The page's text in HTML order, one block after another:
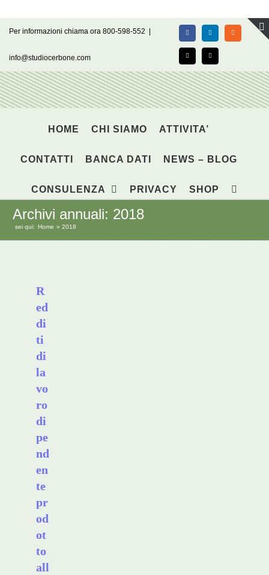
contenuto
Per informazioni chiama ora 800-598-552
info@studiocerbone.com
FacebookLinkedIn Rss
X Email
HOME CHI SIAMO ATTIVITA’
CONTATTI BANCA DATI NEWS – BLOG
CONSULENZA PRIVACY SHOP
Archivi annuali: 2018
sei qui: Home 2018
R
ed
di
ti
di
la
vo
ro
di
pe
nd
en
te
pr
od
ot
to
all